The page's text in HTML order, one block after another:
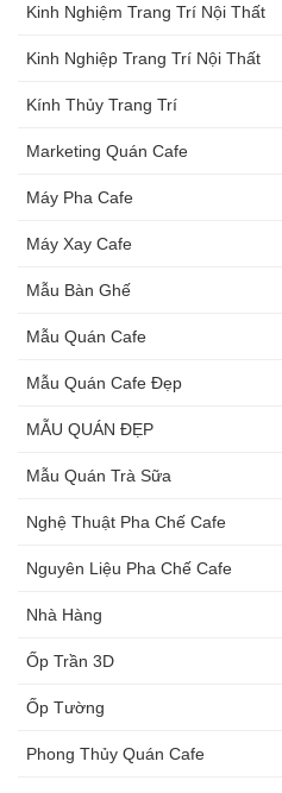
Kinh Nghiệm Trang Trí Nội Thất
Kinh Nghiệp Trang Trí Nội Thất
Kính Thủy Trang Trí
Marketing Quán Cafe
Máy Pha Cafe
Máy Xay Cafe
Mẫu Bàn Ghế
Mẫu Quán Cafe
Mẫu Quán Cafe Đẹp
MẪU QUÁN ĐẸP
Mẫu Quán Trà Sữa
Nghệ Thuật Pha Chế Cafe
Nguyên Liệu Pha Chế Cafe
Nhà Hàng
Ốp Trần 3D
Ốp Tường
Phong Thủy Quán Cafe